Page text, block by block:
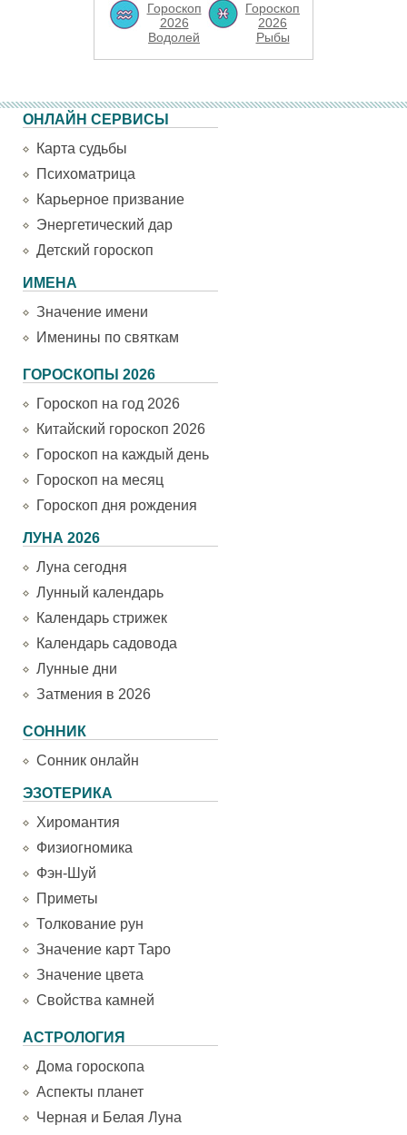
Гороскоп
2026
Водолей
Гороскоп
2026
Рыбы
ОНЛАЙН СЕРВИСЫ
Карта судьбы
Психоматрица
Карьерное призвание
Энергетический дар
Детский гороскоп
ИМЕНА
Значение имени
Именины по святкам
ГОРОСКОПЫ 2026
Гороскоп на год 2026
Китайский гороскоп 2026
Гороскоп на каждый день
Гороскоп на месяц
Гороскоп дня рождения
ЛУНА 2026
Луна сегодня
Лунный календарь
Календарь стрижек
Календарь садовода
Лунные дни
Затмения в 2026
СОННИК
Сонник онлайн
ЭЗОТЕРИКА
Хиромантия
Физиогномика
Фэн-Шуй
Приметы
Толкование рун
Значение карт Таро
Значение цвета
Свойства камней
АСТРОЛОГИЯ
Дома гороскопа
Аспекты планет
Черная и Белая Луна